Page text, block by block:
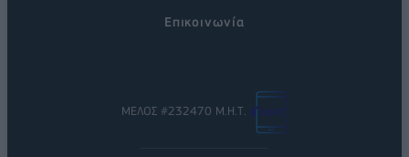
Επικοινωνία
ΜΕΛΟΣ #232470 Μ.Η.Τ.